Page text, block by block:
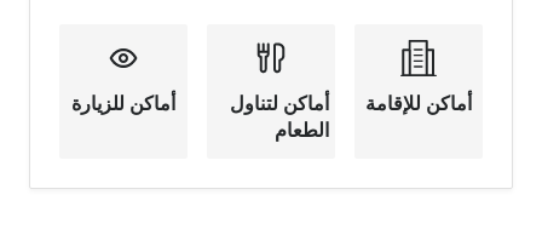
أماكن للإقامة
أماكن لتناول
الطعام
أماكن للزيارة